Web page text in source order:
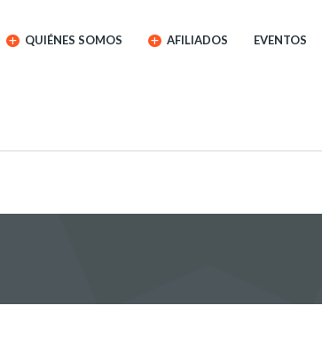
QUIÉNES SOMOS AFILIADOS EVENTOS